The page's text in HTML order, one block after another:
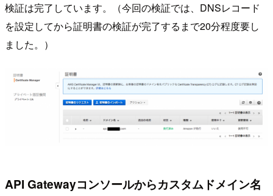
検証は完了しています。（今回の検証では、DNSレコード
を設定してから証明書の検証が完了するまで20分程度要し
ました。）
API Gatewayコンソールからカスタムドメイン名